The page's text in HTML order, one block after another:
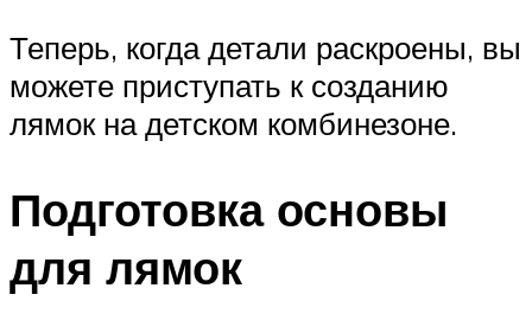
Теперь, когда детали раскроены, вы
можете приступать к созданию
лямок на детском комбинезоне.
Подготовка основы
для лямок